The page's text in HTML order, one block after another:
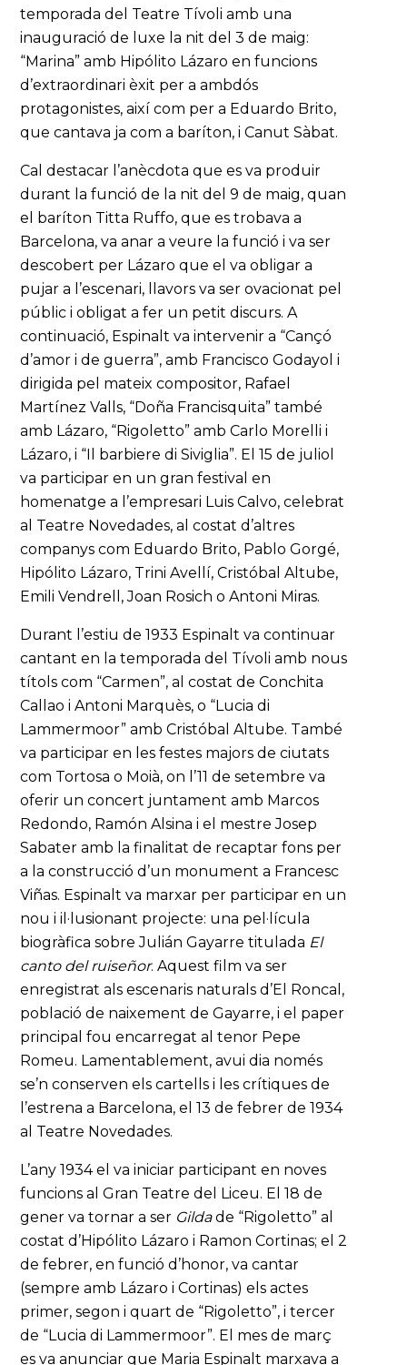
temporada del Teatre Tívoli amb una
inauguració de luxe la nit del 3 de maig:
“Marina” amb Hipólito Lázaro en funcions
d’extraordinari èxit per a ambdós
protagonistes, així com per a Eduardo Brito,
que cantava ja com a baríton, i Canut Sàbat.
Cal destacar l’anècdota que es va produir
durant la funció de la nit del 9 de maig, quan
el baríton Titta Ruffo, que es trobava a
Barcelona, va anar a veure la funció i va ser
descobert per Lázaro que el va obligar a
pujar a l’escenari, llavors va ser ovacionat pel
públic i obligat a fer un petit discurs. A
continuació, Espinalt va intervenir a “Cançó
d’amor i de guerra”, amb Francisco Godayol i
dirigida pel mateix compositor, Rafael
Martínez Valls, “Doña Francisquita” també
amb Lázaro, “Rigoletto” amb Carlo Morelli i
Lázaro, i “Il barbiere di Siviglia”. El 15 de juliol
va participar en un gran festival en
homenatge a l’empresari Luis Calvo, celebrat
al Teatre Novedades, al costat d’altres
companys com Eduardo Brito, Pablo Gorgé,
Hipólito Lázaro, Trini Avellí, Cristóbal Altube,
Emili Vendrell, Joan Rosich o Antoni Miras.
Durant l’estiu de 1933 Espinalt va continuar
cantant en la temporada del Tívoli amb nous
títols com “Carmen”, al costat de Conchita
Callao i Antoni Marquès, o “Lucia di
Lammermoor” amb Cristóbal Altube. També
va participar en les festes majors de ciutats
com Tortosa o Moià, on l’11 de setembre va
oferir un concert juntament amb Marcos
Redondo, Ramón Alsina i el mestre Josep
Sabater amb la finalitat de recaptar fons per
a la construcció d’un monument a Francesc
Viñas. Espinalt va marxar per participar en un
nou i il·lusionant projecte: una pel·lícula
biogràfica sobre Julián Gayarre titulada El
canto del ruiseñor. Aquest film va ser
enregistrat als escenaris naturals d’El Roncal,
població de naixement de Gayarre, i el paper
principal fou encarregat al tenor Pepe
Romeu. Lamentablement, avui dia només
se’n conserven els cartells i les crítiques de
l’estrena a Barcelona, el 13 de febrer de 1934
al Teatre Novedades.
L’any 1934 el va iniciar participant en noves
funcions al Gran Teatre del Liceu. El 18 de
gener va tornar a ser Gildade “Rigoletto” al
costat d’Hipólito Lázaro i Ramon Cortinas; el 2
de febrer, en funció d’honor, va cantar
(sempre amb Lázaro i Cortinas) els actes
primer, segon i quart de “Rigoletto”, i tercer
de “Lucia di Lammermoor”. El mes de març
es va anunciar que Maria Espinalt marxava a